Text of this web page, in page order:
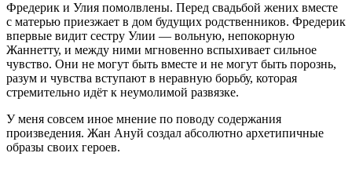
Фредерик и Улия помолвлены. Перед свадьбой жених вместе
с матерью приезжает в дом будущих родственников. Фредерик
впервые видит сестру Улии — вольную, непокорную
Жаннетту, и между ними мгновенно вспыхивает сильное
чувство. Они не могут быть вместе и не могут быть порознь,
разум и чувства вступают в неравную борьбу, которая
стремительно идёт к неумолимой развязке.
У меня совсем иное мнение по поводу содержания
произведения. Жан Ануй создал абсолютно архетипичные
образы своих героев.